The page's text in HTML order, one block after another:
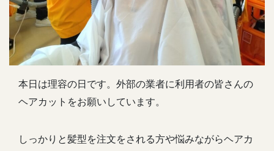
本日は理容の日です。外部の業者に利用者の皆さんの
ヘアカットをお願いしています。
しっかりと髪型を注文をされる方や悩みながらヘアカ